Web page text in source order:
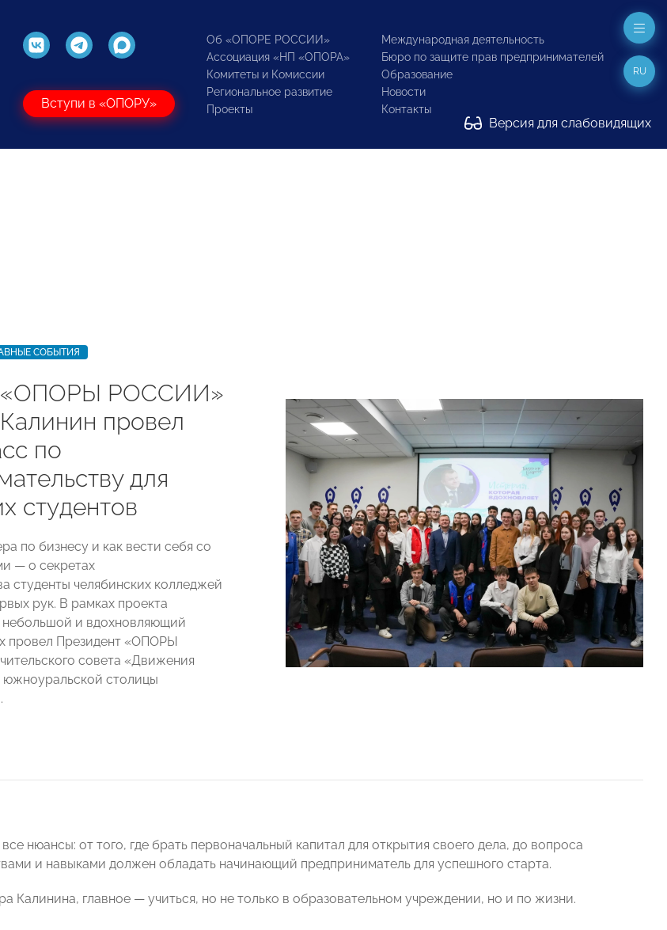
Вступи в «ОПОРУ»
Об «ОПОРЕ РОССИИ»
Ассоциация «НП «ОПОРА»
Комитеты и Комиссии
Региональное развитие
Проекты
Международная деятельность
Бюро по защите прав предпринимателей
Образование
Новости
Контакты
Версия для слабовидящих
RU
СОБЫТИЯ
«ОПОРЫ РОССИИ»
провел
по
для
студентов
по бизнесу и как вести себя со
— о секретах
студенты челябинских колледжей
рук. В рамках проекта
небольшой и вдохновляющий
провел Президент «ОПОРЫ
совета «Движения
столицы
.
нюансы: от того, где брать первоначальный капитал для открытия своего дела, до вопроса
и навыками должен обладать начинающий предприниматель для успешного старта.
Калинина, главное — учиться, но не только в образовательном учреждении, но и по жизни.